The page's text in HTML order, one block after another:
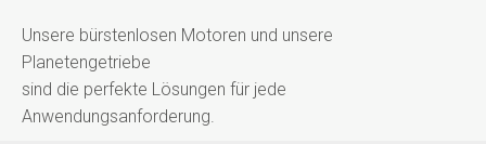
Unsere bürstenlosen Motoren und unsere
Planetengetriebe
sind die perfekte Lösungen für jede
Anwendungsanforderung.